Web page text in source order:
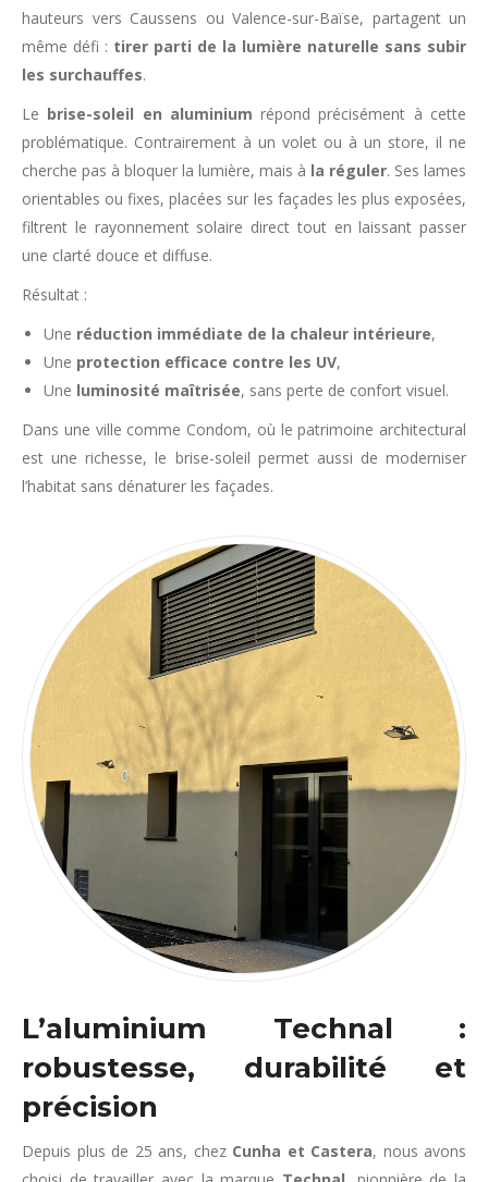
hauteurs vers Caussens ou Valence-sur-Baïse, partagent un
même défi : tirer parti de la lumière naturelle sans subir
les surchauffes.
Le brise-soleil en aluminium répond précisément à cette
problématique. Contrairement à un volet ou à un store, il ne
cherche pas à bloquer la lumière, mais à la réguler. Ses lames
orientables ou fixes, placées sur les façades les plus exposées,
filtrent le rayonnement solaire direct tout en laissant passer
une clarté douce et diffuse.
Résultat :
Une réduction immédiate de la chaleur intérieure,
Une protection efficace contre les UV,
Une luminosité maîtrisée, sans perte de confort visuel.
Dans une ville comme Condom, où le patrimoine architectural
est une richesse, le brise-soleil permet aussi de moderniser
l’habitat sans dénaturer les façades.
L’aluminium Technal :
robustesse, durabilité et
précision
Depuis plus de 25 ans, chez Cunha et Castera, nous avons